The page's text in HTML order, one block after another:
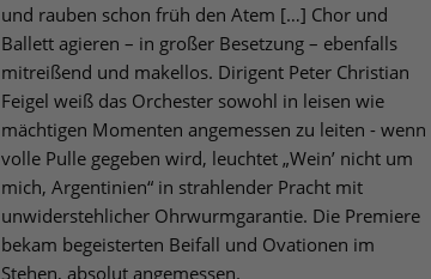
und rauben schon früh den Atem […] Chor und
Ballett agieren – in großer Besetzung – ebenfalls
mitreißend und makellos. Dirigent Peter Christian
Feigel weiß das Orchester sowohl in leisen wie
mächtigen Momenten angemessen zu leiten - wenn
volle Pulle gegeben wird, leuchtet „Wein’ nicht um
mich, Argentinien“ in strahlender Pracht mit
unwiderstehlicher Ohrwurmgarantie. Die Premiere
bekam begeisterten Beifall und Ovationen im
Stehen, absolut angemessen.